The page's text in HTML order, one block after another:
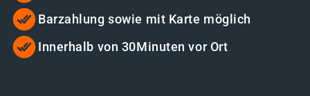
Barzahlung sowie mit Karte möglich
Innerhalb von 30Minuten vor Ort